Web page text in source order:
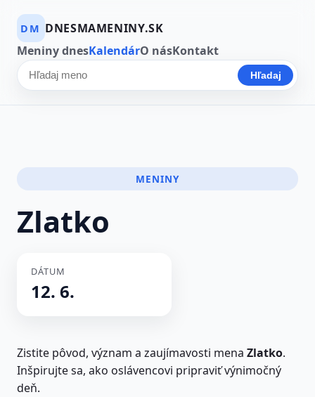
DM DNESMAMENINY.SK
Meniny dnesKalendárO násKontakt
Hľadať meno Hľadaj
MENINY
Zlatko
DÁTUM
12. 6.
Zistite pôvod, význam a zaujímavosti mena Zlatko.
Inšpirujte sa, ako oslávencovi pripraviť výnimočný
deň.